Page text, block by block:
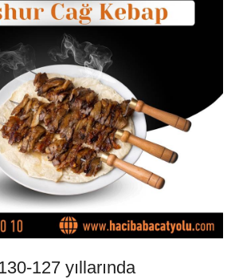
127 yıllarında